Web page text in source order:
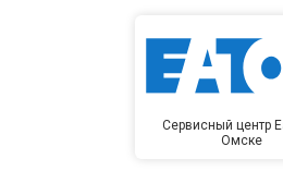
Сервисный центр
Омске